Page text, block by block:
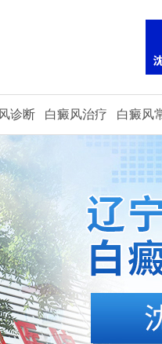
诊断 白癜风治疗 白癜风